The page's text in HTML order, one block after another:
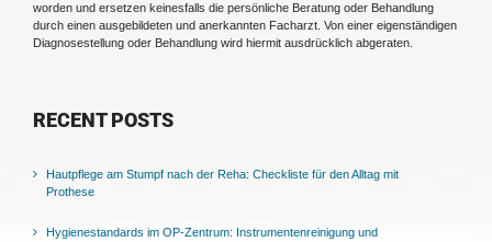
worden und ersetzen keinesfalls die persönliche Beratung oder Behandlung
durch einen ausgebildeten und anerkannten Facharzt. Von einer eigenständigen
Diagnosestellung oder Behandlung wird hiermit ausdrücklich abgeraten.
RECENT POSTS
Hautpflege am Stumpf nach der Reha: Checkliste für den Alltag mit
Prothese
Hygienestandards im OP-Zentrum: Instrumentenreinigung und